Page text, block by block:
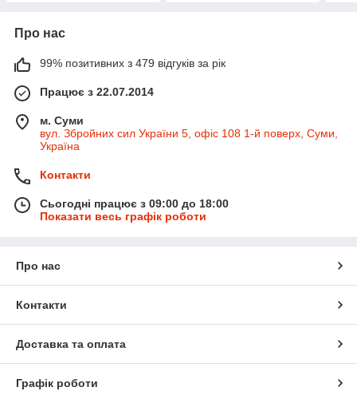
Про нас
99% позитивних з 479 відгуків за рік
Працює з 22.07.2014
м. Суми
вул. Збройних сил України 5, офіс 108 1-й поверх, Суми,
Україна
Контакти
Сьогодні працює з 09:00 до 18:00
Показати весь графік роботи
Про нас
Контакти
Доставка та оплата
Графік роботи